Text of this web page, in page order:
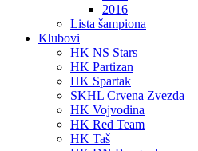
2016
Lista šampiona
Klubovi
HK NS Stars
HK Partizan
HK Spartak
SKHL Crvena Zvezda
HK Vojvodina
HK Red Team
HK Taš